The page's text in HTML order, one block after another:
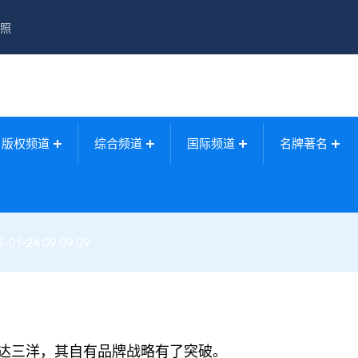
版权频道 综合频道 国际频道 名牌著名
01-24 09:09:09
洋，其自有品牌战略有了突破。